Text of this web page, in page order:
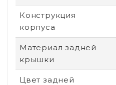
Конструкция
корпуса
Материал задней
крышки
Цвет задней